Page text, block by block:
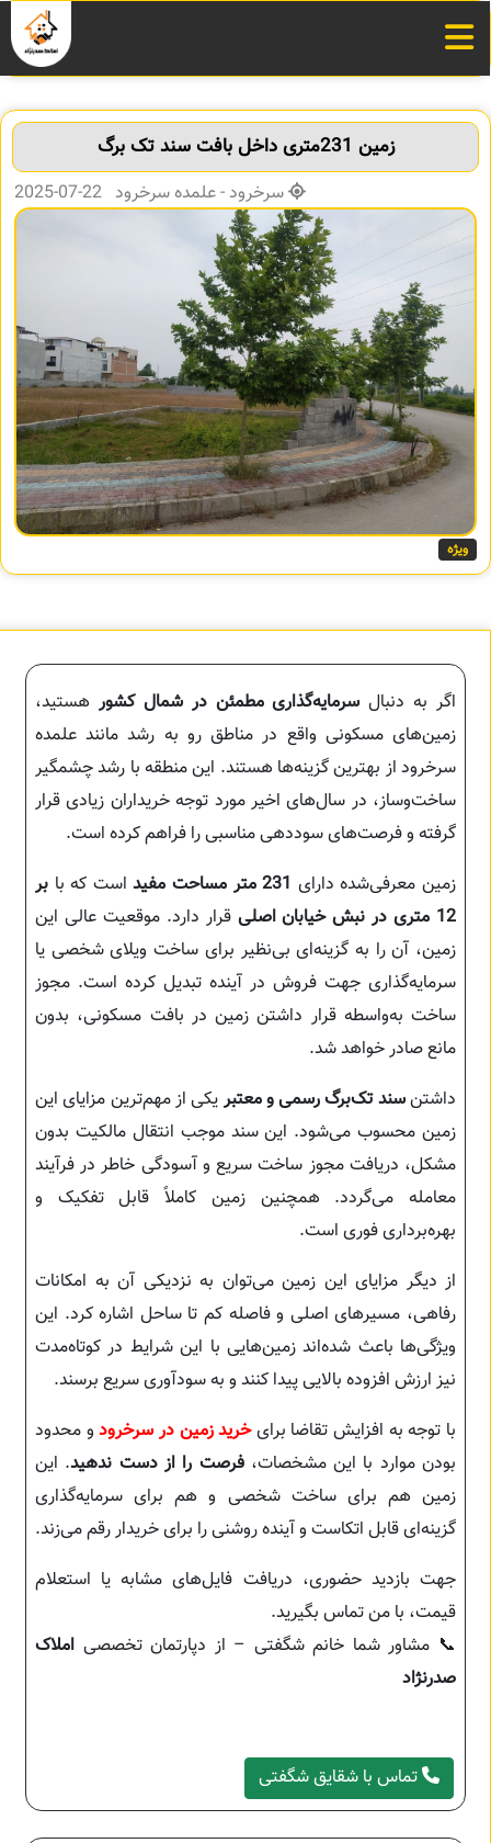
زمین 231متری داخل بافت سند تک برگ
سرخرود - علمده سرخرود 22-07-2025
ویژه
اگر به دنبال سرمایه‌گذاری مطمئن در شمال کشور هستید،
زمین‌های مسکونی واقع در مناطق رو به رشد مانند علمده
سرخرود از بهترین گزینه‌ها هستند. این منطقه با رشد چشمگیر
ساخت‌وساز، در سال‌های اخیر مورد توجه خریداران زیادی قرار
گرفته و فرصت‌های سوددهی مناسبی را فراهم کرده است.
زمین معرفی‌شده دارای 231 متر مساحت مفید است که با بر
12 متری در نبش خیابان اصلی
قرار دارد. موقعیت عالی این
زمین، آن را به گزینه‌ای بی‌نظیر برای ساخت ویلای شخصی یا
سرمایه‌گذاری جهت فروش در آینده تبدیل کرده است. مجوز
ساخت به‌واسطه قرار داشتن زمین در بافت مسکونی، بدون
مانع صادر خواهد شد.
داشتنسند تک‌برگ رسمی و معتبر یکی از مهم‌ترین مزایای این
زمین محسوب می‌شود. این سند موجب انتقال مالکیت بدون
مشکل، دریافت مجوز ساخت سریع و آسودگی خاطر در فرآیند
معامله می‌گردد. همچنین زمین کاملاً قابل تفکیک و
بهره‌برداری فوری است.
از دیگر مزایای این زمین می‌توان به نزدیکی آن به امکانات
رفاهی، مسیرهای اصلی و فاصله کم تا ساحل اشاره کرد. این
ویژگی‌ها باعث شده‌اند زمین‌هایی با این شرایط در کوتاه‌مدت
نیز ارزش افزوده بالایی پیدا کنند و به سودآوری سریع برسند.
با توجه به افزایش تقاضا برایخرید زمین در سرخرودو محدود
بودن موارد با این مشخصات،فرصت را از دست ندهید. این
زمین هم برای ساخت شخصی و هم برای سرمایه‌گذاری
گزینه‌ای قابل اتکاست و آینده روشنی را برای خریدار رقم می‌زند.
جهت بازدید حضوری، دریافت فایل‌های مشابه یا استعلام
قیمت، با من تماس بگیرید.
📞 مشاور شما خانم شگفتی – از دپارتمان تخصصی املاک
صدرنژاد
تماس با شقایق شگفتی